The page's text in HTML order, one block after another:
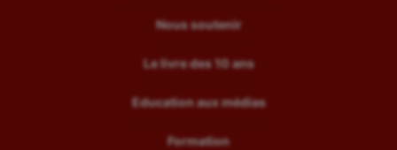
Nous soutenir
Le livre des 10 ans
Education aux médias
Formation